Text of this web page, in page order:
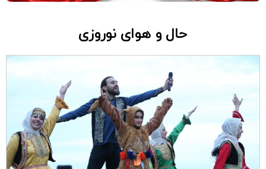
حال و هوای نوروزی